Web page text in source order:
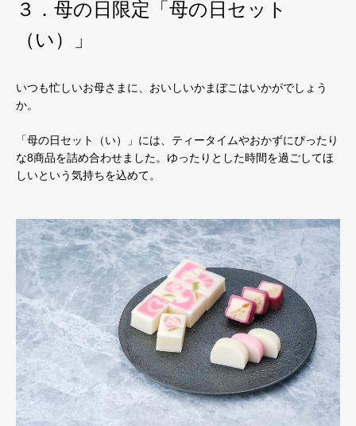
３．母の日限定「母の日セット
（い）」
いつも忙しいお母さまに、おいしいかまぼこはいかがでしょう
か。
「母の日セット（い）」には、ティータイムやおかずにぴったり
な8商品を詰め合わせました。ゆったりとした時間を過ごしてほ
しいという気持ちを込めて。